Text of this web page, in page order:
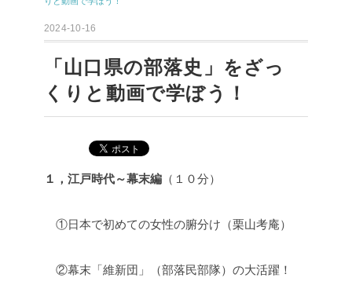
2024-10-16
「山口県の部落史」をざっ
くりと動画で学ぼう！
１，江戸時代～幕末編 （１０分）
①日本で初めての女性の腑分け（栗山考庵）
②幕末「維新団」（部落民部隊）の大活躍！